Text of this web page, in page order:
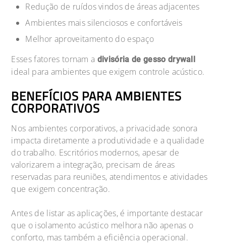
Redução de ruídos vindos de áreas adjacentes
Ambientes mais silenciosos e confortáveis
Melhor aproveitamento do espaço
Esses fatores tornam a divisória de gesso drywall
ideal para ambientes que exigem controle acústico.
BENEFÍCIOS PARA AMBIENTES
CORPORATIVOS
Nos ambientes corporativos, a privacidade sonora
impacta diretamente a produtividade e a qualidade
do trabalho. Escritórios modernos, apesar de
valorizarem a integração, precisam de áreas
reservadas para reuniões, atendimentos e atividades
que exigem concentração.
Antes de listar as aplicações, é importante destacar
que o isolamento acústico melhora não apenas o
conforto, mas também a eficiência operacional.